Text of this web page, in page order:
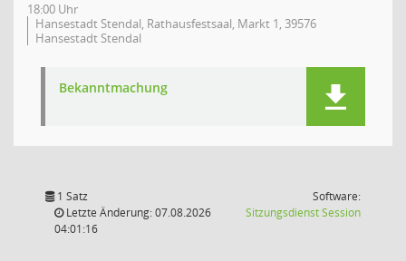
18:00 Uhr
Hansestadt Stendal, Rathausfestsaal, Markt 1, 39576
Hansestadt Stendal
Bekanntmachung
1 Satz
Letzte Änderung: 07.08.2026
04:01:16
Software:
SitzungsdienstSession(Wird in